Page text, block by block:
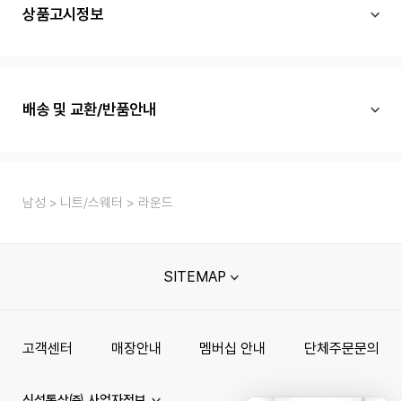
상품고시정보
배송 및 교환/반품안내
남성 니트/스웨터 라운드
SITEMAP
고객센터 매장안내 멤버십 안내 단체주문문의